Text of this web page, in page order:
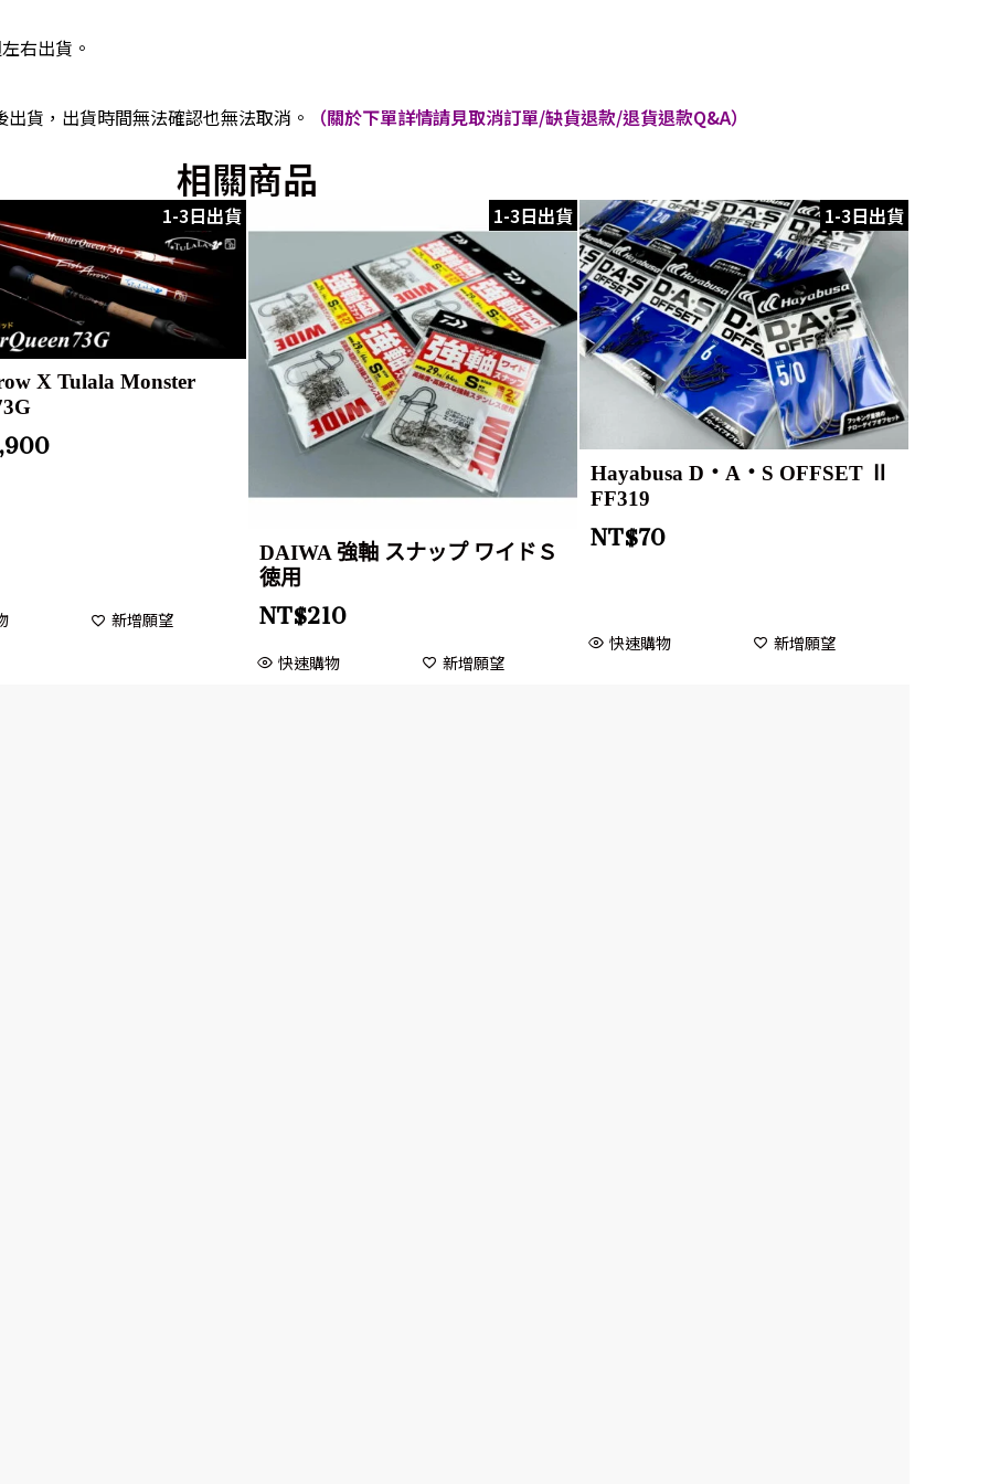
右出貨。
貨，出貨時間無法確認也無法取消。 （關於下單詳情請見取消訂單/缺貨退款/退貨退款Q&A）
相關商品
1-3日出貨
X Tulala Monster
新增願望
1-3日出貨
DAIWA 強軸 スナップ ワイドＳ
徳用
NT$210
快速購物 新增願望
1-3日出貨
Hayabusa D・A・S OFFSET Ⅱ
FF319
NT$70
快速購物 新增願望